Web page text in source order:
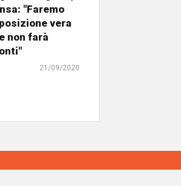
"Faremo
vera
non farà
21/09/2020